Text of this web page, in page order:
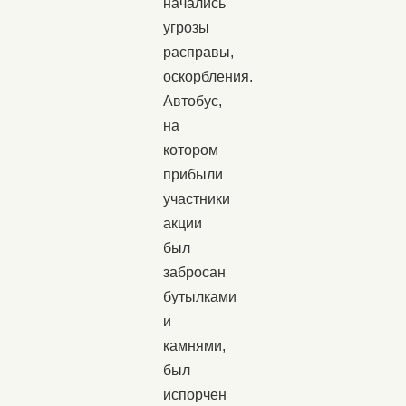
угрозы
расправы,
оскорбления.
Автобус,
на
котором
прибыли
участники
акции
был
забросан
бутылками
и
камнями,
был
испорчен